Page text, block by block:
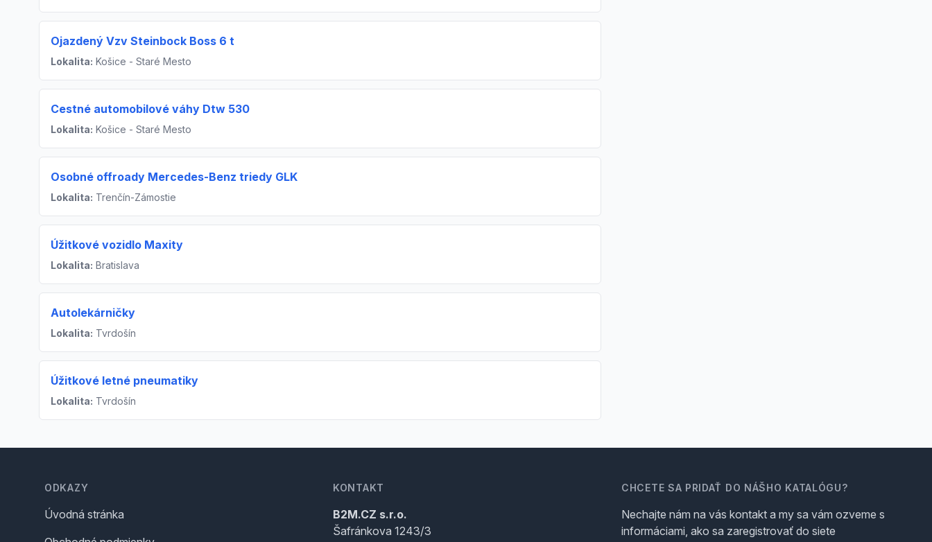
Ojazdený Vzv Steinbock Boss 6 t
Lokalita: Košice - Staré Mesto
Cestné automobilové váhy Dtw 530
Lokalita: Košice - Staré Mesto
Osobné offroady Mercedes-Benz triedy GLK
Lokalita: Trenčín-Zámostie
Úžitkové vozidlo Maxity
Lokalita: Bratislava
Autolekárničky
Lokalita: Tvrdošín
Úžitkové letné pneumatiky
Lokalita: Tvrdošín
ODKAZY
Úvodná stránka
KONTAKT
B2M.CZ s.r.o.
Šafránkova 1243/3
CHCETE SA PRIDAŤ DO NÁŠHO KATALÓGU?
Nechajte nám na vás kontakt a my sa vám ozveme s
informáciami, ako sa zaregistrovať do siete